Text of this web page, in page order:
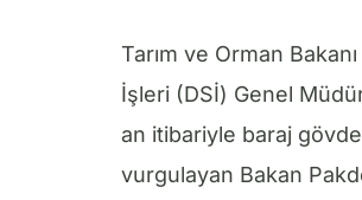
Tarım ve Orman
İşleri (DSİ) Genel
an itibariyle baraj
vurgulayan Bakan